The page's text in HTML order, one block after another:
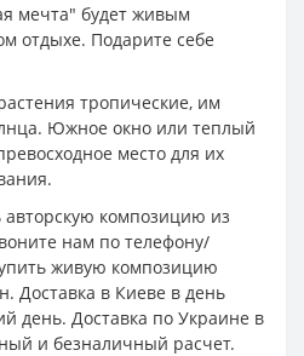
мечта" будет живым
отдыхе. Подарите себе
тропические, им
Южное окно или теплый
место для их
авторскую композицию из
нам по телефону/
живую композицию
Доставка в Киеве в день
день. Доставка по Украине в
и безналичный расчет.